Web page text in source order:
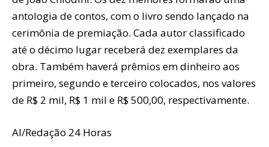
antologia de contos, com o livro sendo lançado na
cerimônia de premiação. Cada autor classificado
até o décimo lugar receberá dez exemplares da
obra. Também haverá prêmios em dinheiro aos
primeiro, segundo e terceiro colocados, nos valores
de R$ 2 mil, R$ 1 mil e R$ 500,00, respectivamente.
AI/Redação 24 Horas